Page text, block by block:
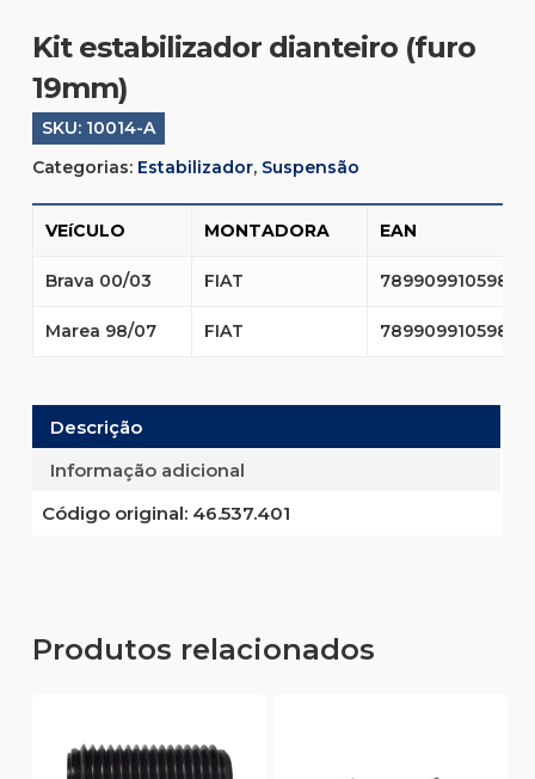
Kit estabilizador dianteiro (furo
19mm)
SKU: 10014-A
Categorias: Estabilizador, Suspensão
VEíCULO MONTADORA EAN
Brava 00/03 FIAT 7899099105986
Marea 98/07 FIAT 7899099105986
Descrição
Informação adicional
Código original:46.537.401
Produtos relacionados